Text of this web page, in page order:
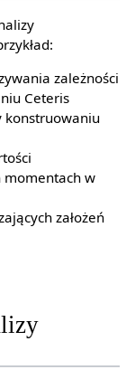
zależności
Ceteris
konstruowaniu
momentach w
założeń